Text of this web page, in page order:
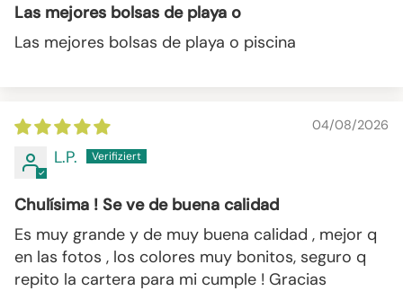
Las mejores bolsas de playa o
Las mejores bolsas de playa o piscina
04/08/2026
L.P.
Chulísima ! Se ve de buena calidad
Es muy grande y de muy buena calidad , mejor q
en las fotos , los colores muy bonitos, seguro q
repito la cartera para mi cumple ! Gracias